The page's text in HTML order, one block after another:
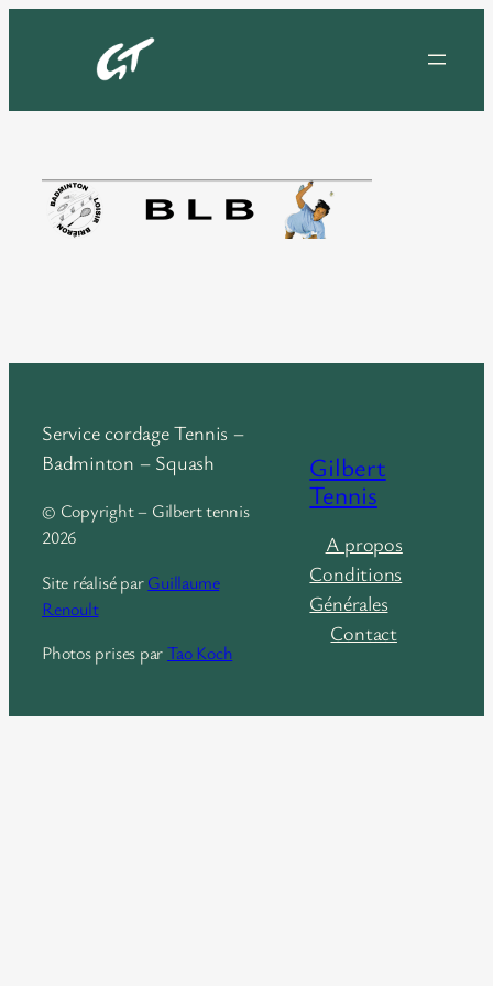
Service cordage Tennis –
Badminton – Squash
© Copyright – Gilbert tennis
2026
Site réalisé parGuillaume
Renoult
Photos prises parTao Koch
Gilbert
Tennis
A propos
Conditions
Générales
Contact